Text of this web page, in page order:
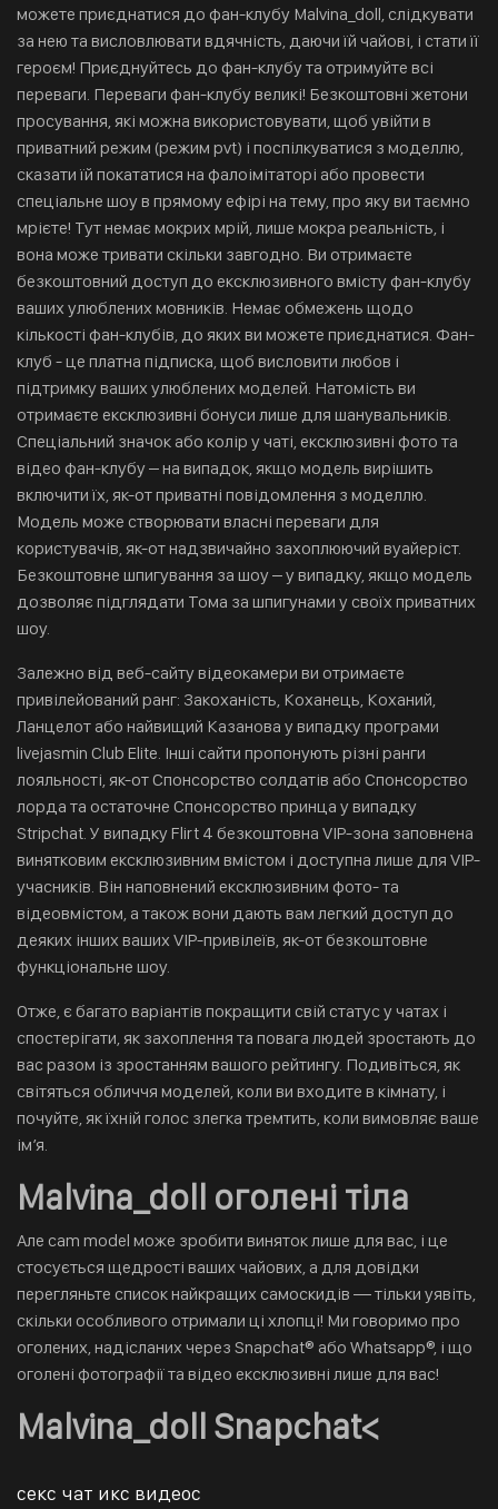
можете приєднатися до фан-клубу Malvina_doll, слідкувати
за нею та висловлювати вдячність, даючи їй чайові, і стати її
героєм! Приєднуйтесь до фан-клубу та отримуйте всі
переваги. Переваги фан-клубу великі! Безкоштовні жетони
просування, які можна використовувати, щоб увійти в
приватний режим (режим pvt) і поспілкуватися з моделлю,
сказати їй покататися на фалоімітаторі або провести
спеціальне шоу в прямому ефірі на тему, про яку ви таємно
мрієте! Тут немає мокрих мрій, лише мокра реальність, і
вона може тривати скільки завгодно. Ви отримаєте
безкоштовний доступ до ексклюзивного вмісту фан-клубу
ваших улюблених мовників. Немає обмежень щодо
кількості фан-клубів, до яких ви можете приєднатися. Фан-
клуб - це платна підписка, щоб висловити любов і
підтримку ваших улюблених моделей. Натомість ви
отримаєте ексклюзивні бонуси лише для шанувальників.
Спеціальний значок або колір у чаті, ексклюзивні фото та
відео фан-клубу – на випадок, якщо модель вирішить
включити їх, як-от приватні повідомлення з моделлю.
Модель може створювати власні переваги для
користувачів, як-от надзвичайно захоплюючий вуайеріст.
Безкоштовне шпигування за шоу – у випадку, якщо модель
дозволяє підглядати Тома за шпигунами у своїх приватних
шоу.
Залежно від веб-сайту відеокамери ви отримаєте
привілейований ранг: Закоханість, Коханець, Коханий,
Ланцелот або найвищий Казанова у випадку програми
livejasmin Club Elite. Інші сайти пропонують різні ранги
лояльності, як-от Спонсорство солдатів або Спонсорство
лорда та остаточне Спонсорство принца у випадку
Stripchat. У випадку Flirt 4 безкоштовна VIP-зона заповнена
винятковим ексклюзивним вмістом і доступна лише для VIP-
учасників. Він наповнений ексклюзивним фото- та
відеовмістом, а також вони дають вам легкий доступ до
деяких інших ваших VIP-привілеїв, як-от безкоштовне
функціональне шоу.
Отже, є багато варіантів покращити свій статус у чатах і
спостерігати, як захоплення та повага людей зростають до
вас разом із зростанням вашого рейтингу. Подивіться, як
світяться обличчя моделей, коли ви входите в кімнату, і
почуйте, як їхній голос злегка тремтить, коли вимовляє ваше
ім’я.
Malvina_doll оголені тіла
Але cam model може зробити виняток лише для вас, і це
стосується щедрості ваших чайових, а для довідки
перегляньте список найкращих самоскидів — тільки уявіть,
скільки особливого отримали ці хлопці! Ми говоримо про
оголених, надісланих через Snapchat® або Whatsapp®, і що
оголені фотографії та відео ексклюзивні лише для вас!
Malvina_doll Snapchat<
секс чат икс видеос